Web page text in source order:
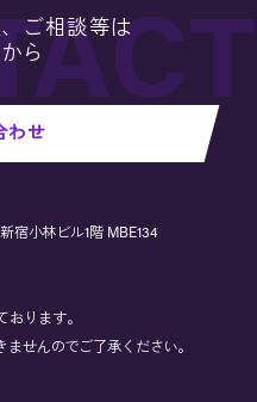
ご相談等は
ら
わせ
宿小林ビル1階 MBE134
ります。
せんのでご了承ください。